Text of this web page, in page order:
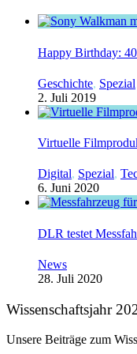
Happy Birthday:
Geschichte, Spezial
2. Juli 2019
Virtuelle
Digital, Spezial,
6. Juni 2020
DLR testet
News
28. Juli 2020
Wissenschaftsjahr
Unsere Beiträge zum